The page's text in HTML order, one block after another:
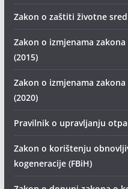
Zakon o zaštiti životne
Zakon o izmjenama
(2015)
Zakon o izmjenama
(2020)
Pravilnik o upravljanju
Zakon o korištenju
kogeneracije (FBiH)